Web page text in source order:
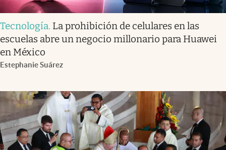
Tecnología. La prohibición de celulares en las
escuelas abre un negocio millonario para Huawei
en México
Estephanie Suárez